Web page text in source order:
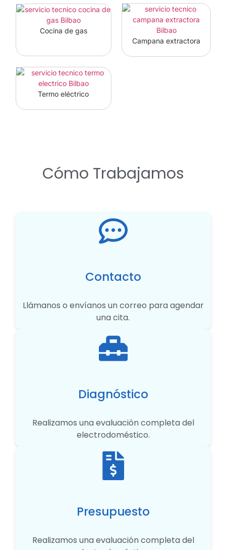
Cocina de gas
Campana extractora
Termo eléctrico
Cómo Trabajamos
Contacto
Llámanos o envíanos un correo para agendar
una cita.
Diagnóstico
Realizamos una evaluación completa del
electrodoméstico.
Presupuesto
Realizamos una evaluación completa del